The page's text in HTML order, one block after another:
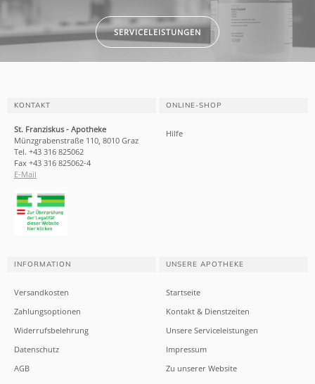
SERVICELEISTUNGEN
KONTAKT
St. Franziskus - Apotheke
Münzgrabenstraße 110, 8010 Graz
Tel. +43 316 825062
Fax +43 316 825062-4
E-Mail
ONLINE-SHOP
Hilfe
INFORMATION
Versandkosten
Zahlungsoptionen
Widerrufsbelehrung
Datenschutz
AGB
UNSERE APOTHEKE
Startseite
Kontakt & Dienstzeiten
Unsere Serviceleistungen
Impressum
Zu unserer Website